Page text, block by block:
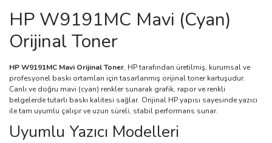
HP W9191MC Mavi (Cyan)
Orijinal Toner
HP W9191MC Mavi Orijinal Toner, HP tarafından üretilmiş, kurumsal ve
profesyonel baskı ortamları için tasarlanmış orijinal toner kartuşudur.
Canlı ve doğru mavi (cyan) renkler sunarak grafik, rapor ve renkli
belgelerde tutarlı baskı kalitesi sağlar. Orijinal HP yapısı sayesinde yazıcı
ile tam uyumlu çalışır ve uzun süreli, stabil performans sunar.
Uyumlu Yazıcı Modelleri